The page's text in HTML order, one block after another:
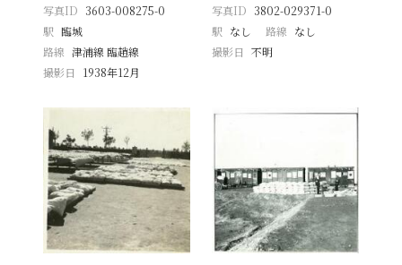
写真ID 3603-008275-0
駅 臨城
路線 津浦線 臨趙線
撮影日
1938年12月
写真ID 3802-029371-0
駅 なし 路線 なし
撮影日 不明